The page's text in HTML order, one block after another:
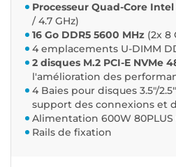
Processeur Quad-Core Intel
/ 4.7 GHz)
16 Go DDR5 5600 MHz (2x 8
4 emplacements U-DIMM
2 disques M.2 PCI-E NVMe
l'amélioration des
4 Baies pour disques 3.5"/
support des connexions et
Alimentation 600W 80PLUS
Rails de fixation